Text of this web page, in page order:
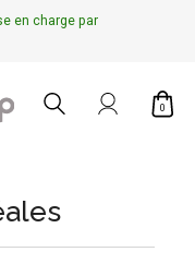
en charge par
0